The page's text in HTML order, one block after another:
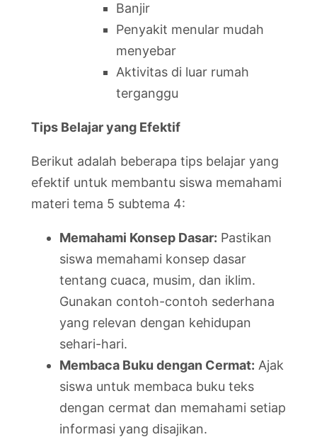
Banjir
Penyakit menular mudah
menyebar
Aktivitas di luar rumah
terganggu
Tips Belajar yang Efektif
Berikut adalah beberapa tips belajar yang
efektif untuk membantu siswa memahami
materi tema 5 subtema 4:
Memahami Konsep Dasar: Pastikan
siswa memahami konsep dasar
tentang cuaca, musim, dan iklim.
Gunakan contoh-contoh sederhana
yang relevan dengan kehidupan
sehari-hari.
Membaca Buku dengan Cermat: Ajak
siswa untuk membaca buku teks
dengan cermat dan memahami setiap
informasi yang disajikan.